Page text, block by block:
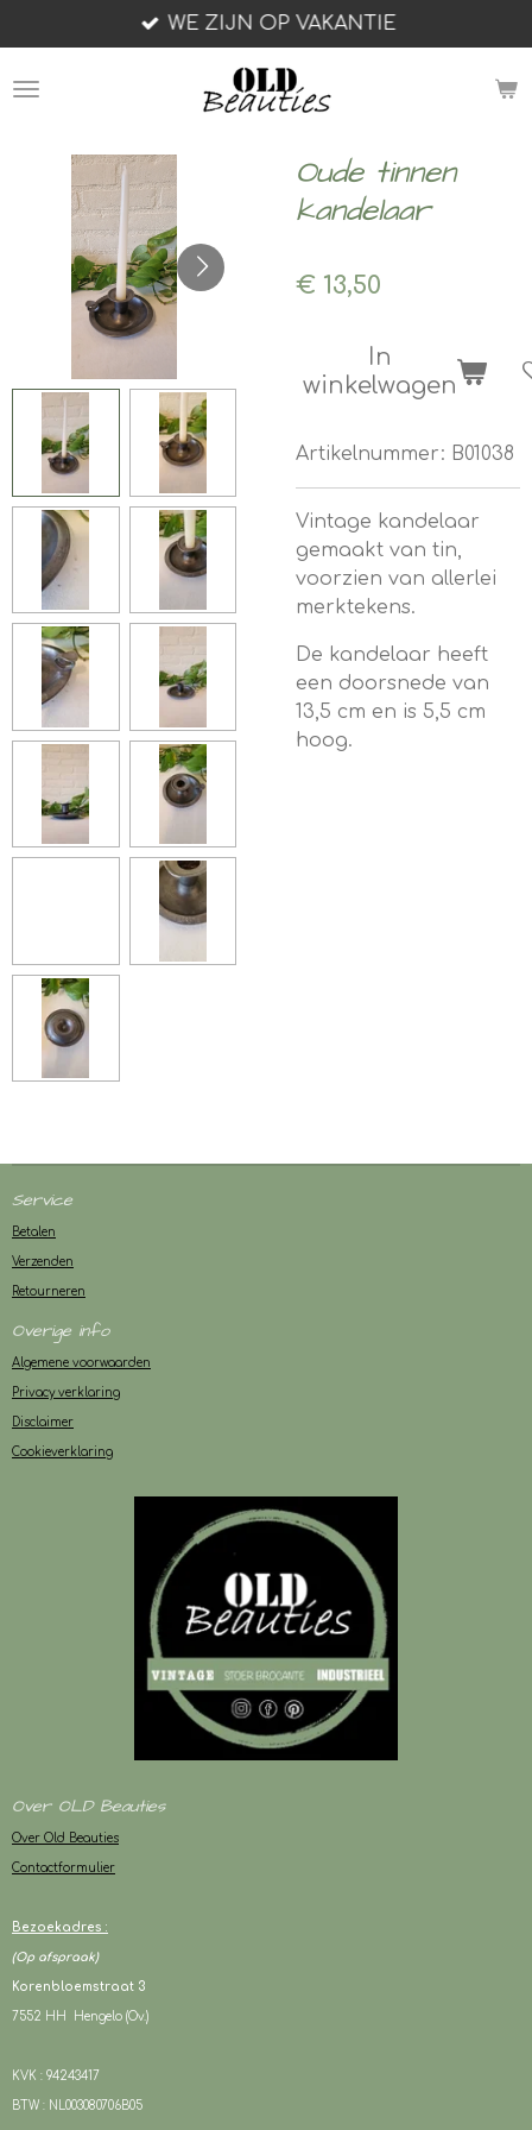
direct
naar
WE ZIJN OP VAKANTIE
Oude tinnen
kandelaar
€ 13,50
In
winkelwagen
Artikelnummer: B01038
Vintage kandelaar
gemaakt van tin,
voorzien van allerlei
merktekens.
De kandelaar heeft
een doorsnede van
13,5 cm en is 5,5 cm
hoog.
Service
Betalen
Verzenden
Retourneren
Overige info
Algemene voorwaarden
Privacy verklaring
Disclaimer
Cookieverklaring
Over OLD Beauties
Over Old Beauties
Contactformulier
Bezoekadres :
(Op afspraak)
Korenbloemstraat 3
7552 HH Hengelo (Ov.)
KVK : 94243417
BTW : NL003080706B05